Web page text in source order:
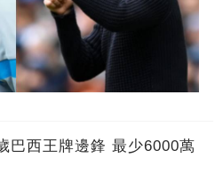
巴西王牌邊鋒 最少6000萬